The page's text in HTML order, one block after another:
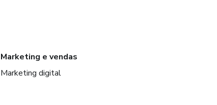
Marketing e vendas
Marketing digital